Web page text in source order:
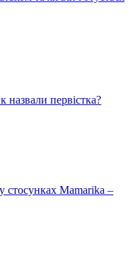
назвали первістка?
стосунках Mamarika –